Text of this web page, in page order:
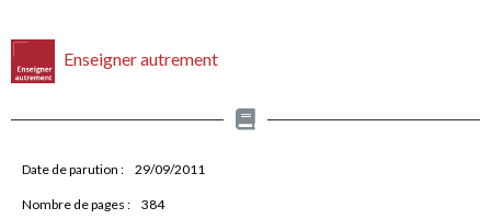
Enseigner autrement
Date de parution : 29/09/2011
Nombre de pages : 384